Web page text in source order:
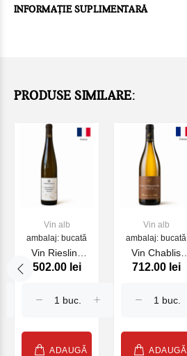
INFORMAȚIE SUPLIMENTARĂ
PRODUSE SIMILARE:
Vin alb
ambalaj: bucată
Vin Riesling
Alsace Grand
Steingrubler
Mann 2022 alb,
750 ml
502.00 lei
ADAUGĂ
Vin alb
ambalaj: bucată
Vin Chablis
Premier Cru
Pierrick
alb, 750 ml
712.00 lei
ADAUGĂ